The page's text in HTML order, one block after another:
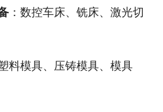
：数控车床、铣床、激光切
料模具、压铸模具、模具